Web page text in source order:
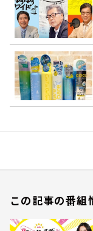
この記事の番組